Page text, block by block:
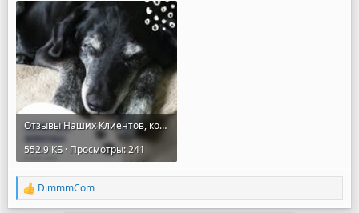
Отзывы Наших Клиентов, копия (67).jpg
552.9 КБ · Просмотры: 241
Р
е
DimmmCom